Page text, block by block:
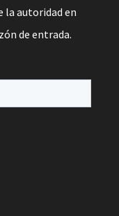
la autoridad en
de entrada.